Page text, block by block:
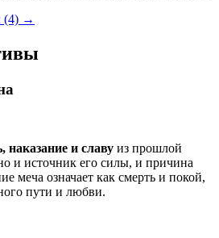
(4) →
наказание и славу из прошлой
и источник его силы, и причина
меча означает как смерть и покой,
пути и любви.